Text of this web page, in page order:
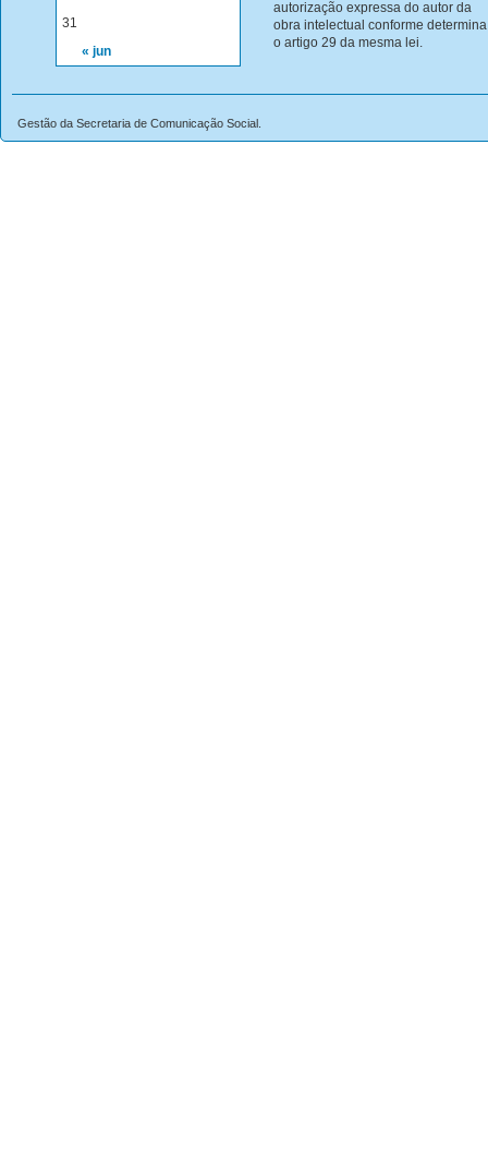
« jun
31
autorização expressa do autor da
obra intelectual conforme determina
o artigo 29 da mesma lei.
Gestão da Secretaria de Comunicação Social.